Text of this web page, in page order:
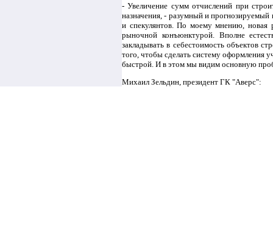
- Увеличение сумм отчислений при
назначения, - разумный и
и спекулянтов. По моему мнению, новая
рыночной конъюнктурой. Вполне
закладывать в себестоимость объектов
того, чтобы сделать систему оформления
быстрой. И в этом мы видим основную
Михаил Зельдин, президент ГК "Аверс":